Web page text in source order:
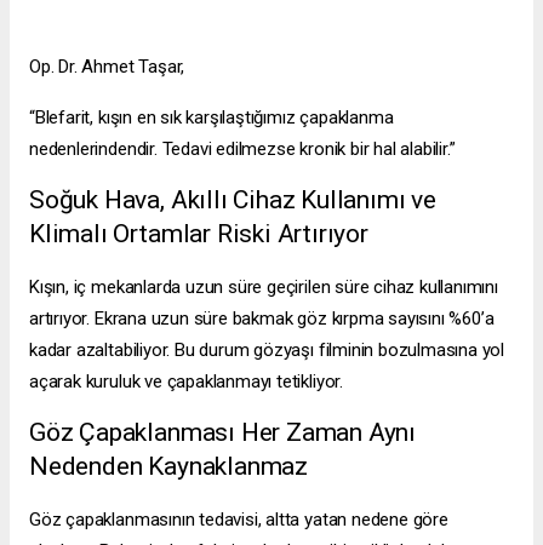
Op. Dr. Ahmet Taşar,
“Blefarit, kışın en sık karşılaştığımız çapaklanma
nedenlerindendir. Tedavi edilmezse kronik bir hal alabilir.”
Soğuk Hava, Akıllı Cihaz Kullanımı ve
Klimalı Ortamlar Riski Artırıyor
Kışın, iç mekanlarda uzun süre geçirilen süre cihaz kullanımını
artırıyor. Ekrana uzun süre bakmak göz kırpma sayısını %60’a
kadar azaltabiliyor. Bu durum gözyaşı filminin bozulmasına yol
açarak kuruluk ve çapaklanmayı tetikliyor.
Göz Çapaklanması Her Zaman Aynı
Nedenden Kaynaklanmaz
Göz çapaklanmasının tedavisi, altta yatan nedene göre